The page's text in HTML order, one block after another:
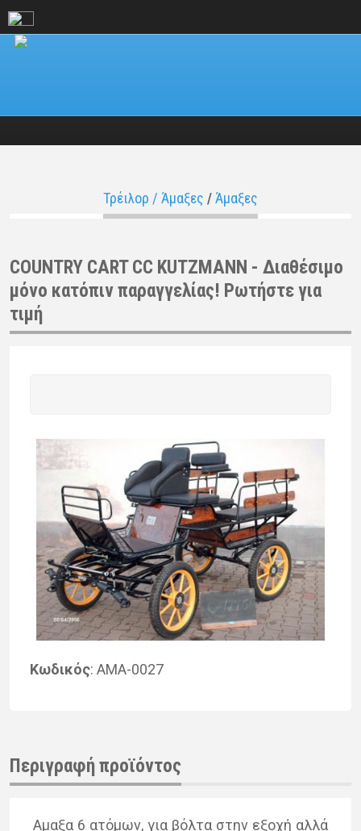
Τρέιλορ / Άμαξες /Άμαξες
COUNTRY CART CC KUTZMANN - Διαθέσιμο
μόνο κατόπιν παραγγελίας! Ρωτήστε για
τιμή
Κωδικός: ΑΜΑ-0027
Περιγραφή προϊόντος
Αμαξα 6 ατό­μων, για βόλ­τα στην εξο­χή αλλά